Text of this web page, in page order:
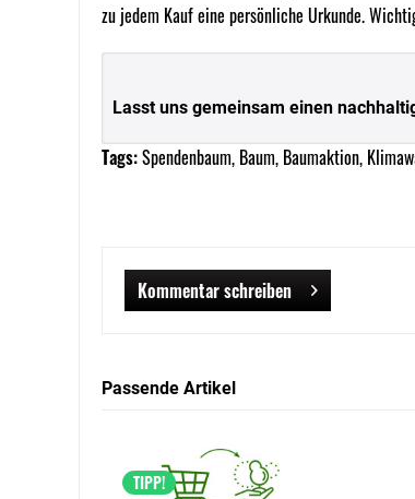
zu jedem Kauf eine persönliche Urkunde.
Lasst uns gemeinsam einen
Tags:Spendenbaum, Baum, Baumaktion,
Kommentar schreiben
Passende Artikel
TIPP!